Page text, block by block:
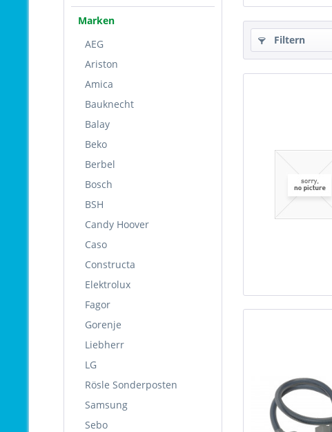
Marken
AEG
Ariston
Amica
Bauknecht
Balay
Beko
Berbel
Bosch
BSH
Candy Hoover
Caso
Constructa
Elektrolux
Fagor
Gorenje
Liebherr
LG
Rösle Sonderposten
Samsung
Sebo
Filtern